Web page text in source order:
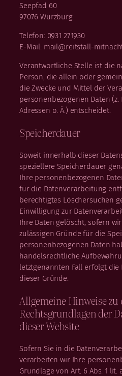
Seepfad 60
97076 Würzburg
Telefon: 0931 271930
E-Mail: mail@reitstall-
Verantwortliche Stelle ist die
Person, die allein oder
die Zwecke und Mittel der
personenbezogenen Daten (z.
Adressen o. Ä.) entscheidet.
Speicherdauer
Soweit innerhalb dieser
speziellere Speicherdauer
Ihre personenbezogenen
für die Datenverarbeitung
berechtigtes Löschersuchen
Einwilligung zur
Ihre Daten gelöscht, sofern
zulässigen Gründe für die
personenbezogenen Daten
handelsrechtliche
letztgenannten Fall erfolgt
dieser Gründe.
Allgemeine Hinweise zu
Rechtsgrundlagen der
dieser Website
Sofern Sie in die
verarbeiten wir Ihre
Grundlage von Art. 6 Abs. 1 lit.